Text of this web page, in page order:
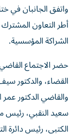
واتفق الجانبان في
أطر التعاون
الشراكة المؤسسية.
حضر الاجتماع
القضاء، والدكتور
والقاضي الدكتور
سعيد النقبي، رئيس
الكتبي، رئيس دائرة